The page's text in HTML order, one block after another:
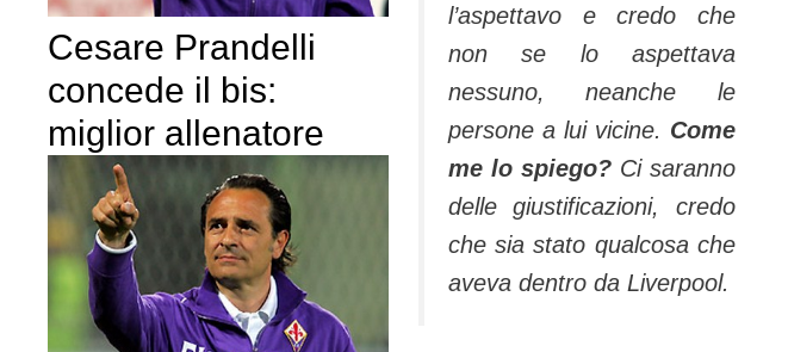
l’aspettavo e credo che
non se lo aspettava
nessuno, neanche le
persone a lui vicine. Come
me lo spiego?Ci saranno
delle giustificazioni, credo
che sia stato qualcosa che
aveva dentro da Liverpool.
Cesare Prandelli
concede il bis:
miglior allenatore